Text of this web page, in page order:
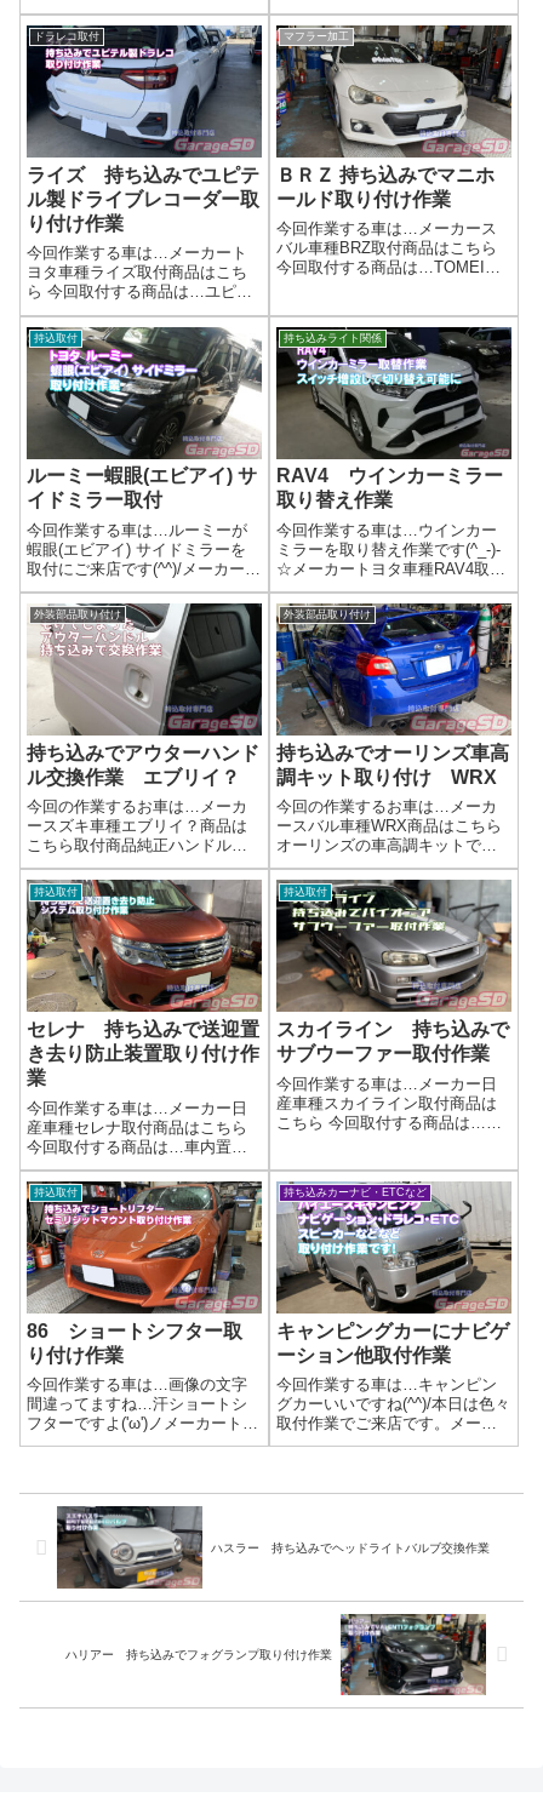
用で販売しているVARTA製の物
が持ち込まれる事が多いです
ね。作業写真なんかちっさ...
テック製 HDR362GW 駐車監
視用バッテリー HID屋バルブ作
業写真駐車監視用外部バッテリ
ーを取り付けたので、バッテリ
ー上がりも心配いりませんね！
📢 ...
ドラレコ取付
ライズ 持ち込みでユピテ
ル製ドライブレコーダー取
り付け作業
今回作業する車は…メーカート
ヨタ車種ライズ取付商品はこち
ら 今回取付する商品は…ユピテ
ル製 DRY-TW7000dネット購入
ですと、箱がバルク梱包でコス
トカットされてますこの分安い
ですね～作業写真持ち込みでの
ドライブレコーダー取り付け作
業は...
マフラー加工
ＢＲＺ 持ち込みでマニホ
ールド取り付け作業
今回作業する車は…メーカース
バル車種BRZ取付商品はこちら
今回取付する商品は…TOMEI
直送しちゃってOKなので、事前
にご連絡くださいね(^_-)-☆作業
写真うーん。かっこええ...
持込取付
ルーミー蝦眼(エビアイ) サ
イドミラー取付
今回作業する車は…ルーミーが
蝦眼(エビアイ) サイドミラーを
取付にご来店です(^^)/メーカート
ヨタ車種ルーミー取付商品はこ
ちら 今回取付する商品は…蝦眼
(エビアイ) サイドミラー作業写
真アラウンドビューモニターを
オプションで選択すると納期...
持ち込みライト関係
RAV4 ウインカーミラー
取り替え作業
今回作業する車は…ウインカー
ミラーを取り替え作業です(^_-)-
☆メーカートヨタ車種RAV4取付
商品はこちら 今回取付する商品
は…AVEST Vertical Arrow シ
ーケンシャルウインカーレンズ
作業写真ウインカーレンズの交
換は、ドア...
外装部品取り付け
持ち込みでアウターハンド
ル交換作業 エブリイ？
今回の作業するお車は…メーカ
ースズキ車種エブリイ？商品は
こちら取付商品純正ハンドル完
了画像純正なので、交換すれば
完了('ω')ノ🚗 外装ドレスアッ
プ・持ち込みパーツ施工のご案
内当店では、お客様がご自身で
選ばれた 持ち込みパーツ を使っ
た外装...
外装部品取り付け
持ち込みでオーリンズ車高
調キット取り付け WRX
今回の作業するお車は…メーカ
ースバル車種WRX商品はこちら
オーリンズの車高調キットです
ね！ネットで買った車高調、持
ち込み取り付けOK！理想の足回
りを手軽に実現しませんか？
「せっかく手に入れた車高調キ
ット、取り付けはプロに任せた
い！」 当店な...
持込取付
セレナ 持ち込みで送迎置
き去り防止装置取り付け作
業
今回作業する車は…メーカー日
産車種セレナ取付商品はこちら
今回取付する商品は…車内置き
去り防止安全装置作業写真取り
付け作業は配線の取り回しがち
ょっと大変ですが、安全には変
えられませんね！作業完了持ち
込みで電装品の取り付けはガレ
ージＳＤにお任...
持込取付
スカイライン 持ち込みで
サブウーファー取付作業
今回作業する車は…メーカー日
産車種スカイライン取付商品は
こちら 今回取付する商品は…カ
り付け、承ります！「愛車の音
響をグレードアップしたいけ
ど、費用は抑えたい…」そんな
あなたに...
持込取付
86 ショートシフター取
り付け作業
今回作業する車は…画像の文字
間違ってますね…汗ショートシ
フターですよ('ω')ノメーカートヨ
タ車種86取付商品はこちら 今回
こういった商品は工賃の質問...
持ち込みカーナビ・ETCなど
キャンピングカーにナビゲ
ーション他取付作業
今回作業する車は…キャンピン
グカーいいですね(^^)/本日は色々
取付作業でご来店です。メーカ
ートヨタ車種ハイエース取付商
ハスラー 持ち込みでヘッドライトバルブ交換作業
ハリアー 持ち込みでフォグランプ取り付け作業